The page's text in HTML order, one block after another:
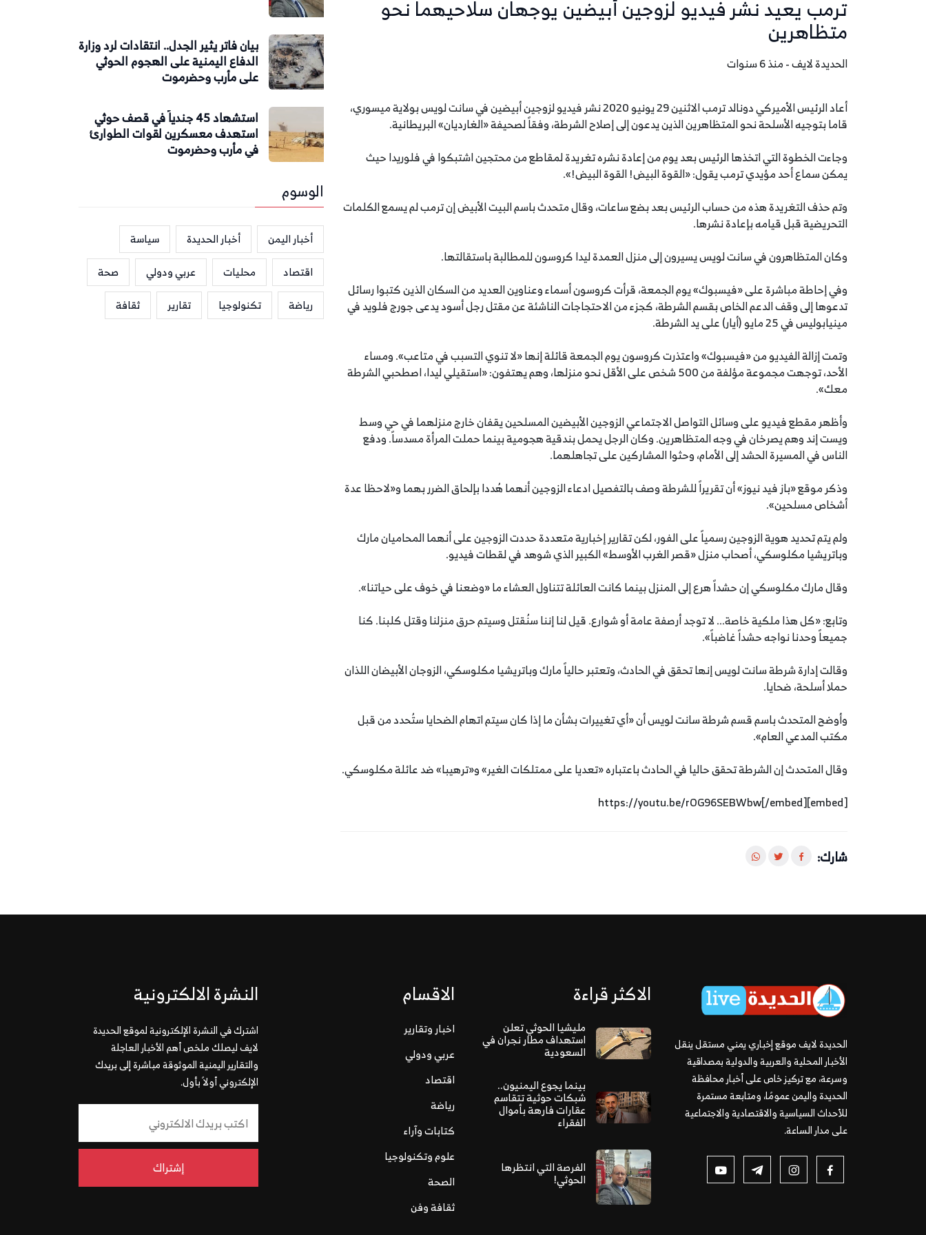
ترمب يعيد نشر فيديو لزوجين أبيضين يوجهان سلاحيهما نحو
متظاهرين
الحديدة لايف - منذ 6 سنوات
أعاد الرئيس الأميركي دونالد ترمب الاثنين 29 يونيو 2020 نشر فيديو لزوجين أبيضين في سانت لويس بولاية ميسوري،
قاما بتوجيه الأسلحة نحو المتظاهرين الذين يدعون إلى إصلاح الشرطة، وفقاً لصحيفة «الغارديان» البريطانية.
وجاءت الخطوة التي اتخذها الرئيس بعد يوم من إعادة نشره تغريدة لمقاطع من محتجين اشتبكوا في فلوريدا حيث
يمكن سماع أحد مؤيدي ترمب يقول: «القوة البيض! القوة البيض!».
وتم حذف التغريدة هذه من حساب الرئيس بعد بضع ساعات، وقال متحدث باسم البيت الأبيض إن ترمب لم يسمع الكلمات
التحريضية قبل قيامه بإعادة نشرها.
وكان المتظاهرون في سانت لويس يسيرون إلى منزل العمدة ليدا كروسون للمطالبة باستقالتها.
وفي إحاطة مباشرة على «فيسبوك» يوم الجمعة، قرأت كروسون أسماء وعناوين العديد من السكان الذين كتبوا رسائل
تدعوها إلى وقف الدعم الخاص بقسم الشرطة، كجزء من الاحتجاجات الناشئة عن مقتل رجل أسود يدعى جورج فلويد في
مينيابوليس في 25 مايو (أيار) على يد الشرطة.
وتمت إزالة الفيديو من «فيسبوك» واعتذرت كروسون يوم الجمعة قائلة إنها «لا تنوي التسبب في متاعب». ومساء
الأحد، توجهت مجموعة مؤلفة من 500 شخص على الأقل نحو منزلها، وهم يهتفون: «استقيلي ليدا، اصطحبي الشرطة
معك».
وأظهر مقطع فيديو على وسائل التواصل الاجتماعي الزوجين الأبيضين المسلحين يقفان خارج منزلهما في حي وسط
ويست إند وهم يصرخان في وجه المتظاهرين. وكان الرجل يحمل بندقية هجومية بينما حملت المرأة مسدساً. ودفع
الناس في المسيرة الحشد إلى الأمام، وحثوا المشاركين على تجاهلهما.
وذكر موقع «باز فيد نيوز» أن تقريراً للشرطة وصف بالتفصيل ادعاء الزوجين أنهما هُددا بإلحاق الضرر بهما و«لاحظا عدة
أشخاص مسلحين».
ولم يتم تحديد هوية الزوجين رسمياً على الفور، لكن تقارير إخبارية متعددة حددت الزوجين على أنهما المحاميان مارك
وباتريشيا مكلوسكي، أصحاب منزل «قصر الغرب الأوسط» الكبير الذي شوهد في لقطات فيديو.
وقال مارك مكلوسكي إن حشداً هرع إلى المنزل بينما كانت العائلة تتناول العشاء ما «وضعنا في خوف على حياتنا».
وتابع: «كل هذا ملكية خاصة... لا توجد أرصفة عامة أو شوارع. قيل لنا إننا سنُقتل وسيتم حرق منزلنا وقتل كلبنا. كنا
جميعاً وحدنا نواجه حشداً غاضباً».
وقالت إدارة شرطة سانت لويس إنها تحقق في الحادث، وتعتبر حالياً مارك وباتريشيا مكلوسكي، الزوجان الأبيضان اللذان
حملا أسلحة، ضحايا.
وأوضح المتحدث باسم قسم شرطة سانت لويس أن «أي تغييرات بشأن ما إذا كان سيتم اتهام الضحايا ستُحدد من قبل
مكتب المدعي العام».
وقال المتحدث إن الشرطة تحقق حاليا في الحادث باعتباره «تعديا على ممتلكات الغير» و«ترهيبا» ضد عائلة مكلوسكي.
[embed]https://youtu.be/rOG96SEBWbw[/embed]
شارك:
بيان فاتر يثير الجدل.. انتقادات لرد وزارة
الدفاع اليمنية على الهجوم الحوثي
على مأرب وحضرموت
استشهاد 45 جندياً في قصف حوثي
استهدف معسكرين لقوات الطوارئ
في مأرب وحضرموت
الوسوم
أخبار اليمن أخبار الحديدة
سياسة
اقتصاد
محليات عربي ودولي
صحة
رياضة
تكنولوجيا تقارير ثقافة
الحديدة لايف موقع إخباري يمني مستقل ينقل
الأخبار المحلية والعربية والدولية بمصداقية
وسرعة، مع تركيز خاص على أخبار محافظة
الحديدة واليمن عمومًا، ومتابعة مستمرة
للأحداث السياسية والاقتصادية والاجتماعية
على مدار الساعة.
الاكثر قراءة
مليشيا الحوثي تعلن
استهداف مطار نجران في
السعودية
بينما يجوع اليمنيون..
شبكات حوثية تتقاسم
عقارات فارهة بأموال
الفقراء
الفرصة التي انتظرها
الحوثي!
الاقسام
اخبار وتقارير
عربي ودولي
اقتصاد
رياضة
كتابات وآراء
علوم وتكنولوجيا
الصحة
ثقافة وفن
النشرة الالكترونية
اشترك في النشرة الإلكترونية لموقع الحديدة
لايف ليصلك ملخص أهم الأخبار العاجلة
والتقارير اليمنية الموثوقة مباشرة إلى بريدك
الإلكتروني أولاً بأول.
إشتراك